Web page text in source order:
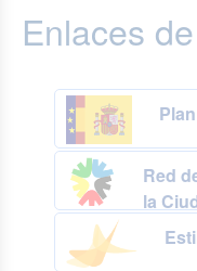
Enlaces
Red
la